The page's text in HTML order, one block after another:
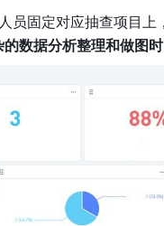
员固定对应抽查项目
数据分析整理和做图时